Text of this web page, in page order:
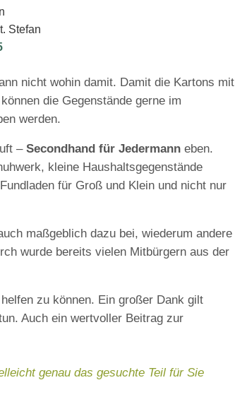
Stefan
nicht wohin damit. Damit die Kartons mit
die Gegenstände gerne im
werden.
– Secondhand für Jedermann eben.
kleine Haushaltsgegenstände
für Groß und Klein und nicht nur
maßgeblich dazu bei, wiederum andere
wurde bereits vielen Mitbürgern aus der
zu können. Ein großer Dank gilt
Auch ein wertvoller Beitrag zur
genau das gesuchte Teil für Sie